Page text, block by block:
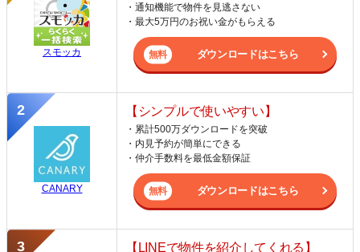
スモッカ
・通知機能で物件を見逃さない
・最大5万円のお祝い金がもらえる
ダウンロードはこちら
CANARY
【シンプルで使いやすい】
・累計500万ダウンロードを突破
・内見予約が簡単にできる
・仲介手数料を最低金額保証
ダウンロードはこちら
【LINEで物件を紹介してくれる】